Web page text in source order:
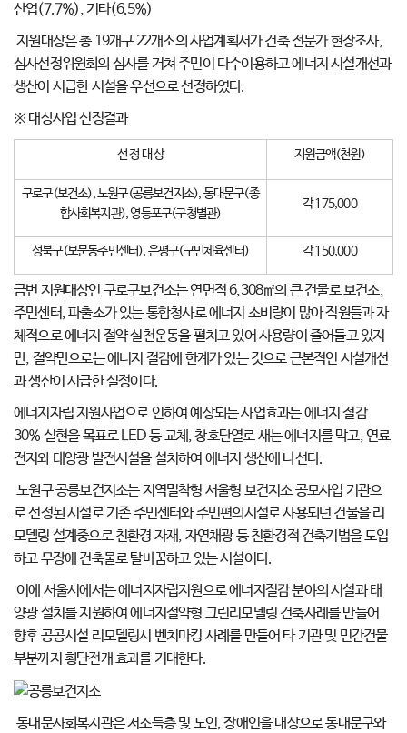
산업(7.7%), 기타(6.5%)
지원대상은 총 19개구 22개소의 사업계획서가 건축 전문가 현장조사,
심사선정위원회의 심사를 거쳐 주민이 다수이용하고 에너지 시설개선과
생산이 시급한 시설을 우선으로 선정하였다.
※ 대상사업 선정결과
선 정 대 상 지원금액(천원)
구로구(보건소), 노원구(공릉보건지소), 동대문구(종
합사회복지관), 영등포구(구청별관)
각 175,000
성북구(보문동주민센터), 은평구(구민체육센터) 각 150,000
금번 지원대상인 구로구보건소는 연면적 6,308㎡의 큰 건물로 보건소,
주민센터, 파출소가 있는 통합청사로 에너지 소비량이 많아 직원들과 자
체적으로 에너지 절약 실천운동을 펼치고 있어 사용량이 줄어들고 있지
만, 절약만으로는 에너지 절감에 한계가 있는 것으로 근본적인 시설개선
과 생산이 시급한 실정이다.
에너지자립 지원사업으로 인하여 예상되는 사업효과는 에너지 절감
30% 실현을 목표로 LED 등 교체, 창호단열로 새는 에너지를 막고, 연료
전지와 태양광 발전시설을 설치하여 에너지 생산에 나선다.
노원구 공릉보건지소는 지역밀착형 서울형 보건지소 공모사업 기관으
로 선정된 시설로 기존 주민센터와 주민편의시설로 사용되던 건물을 리
모델링 설계중으로 친환경 자재, 자연채광 등 친환경적 건축기법을 도입
하고 무장애 건축물로 탈바꿈하고 있는 시설이다.
이에 서울시에서는 에너지자립지원으로 에너지절감 분야의 시설과 태
양광 설치를 지원하여 에너지절약형 그린리모델링 건축사례를 만들어
향후 공공시설 리모델링시 벤치마킹 사례를 만들어 타 기관 및 민간건물
부분까지 횡단전개 효과를 기대한다.
동대문사회복지관은 저소득층 및 노인, 장애인을 대상으로 동대문구와